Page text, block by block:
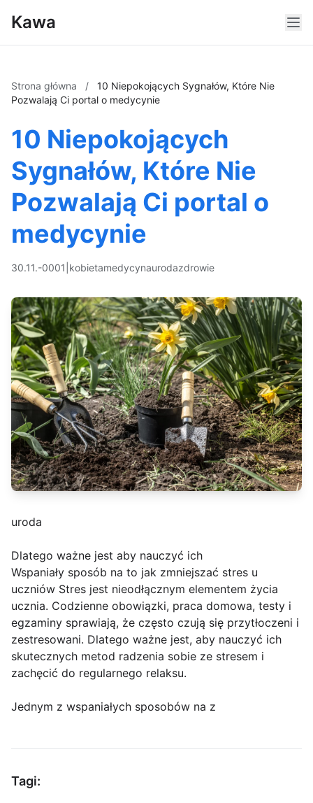
Kawa
Strona główna /
10 Niepokojących Sygnałów, Które Nie
Pozwalają Ci portal o medycynie
10 Niepokojących
Sygnałów, Które Nie
Pozwalają Ci portal o
medycynie
30.11.-0001 kobietamedycynaurodazdrowie
uroda
Dlatego ważne jest aby nauczyć ich
Wspaniały sposób na to jak zmniejszać stres u
uczniów Stres jest nieodłącznym elementem życia
ucznia. Codzienne obowiązki, praca domowa, testy i
egzaminy sprawiają, że często czują się przytłoczeni i
zestresowani. Dlatego ważne jest, aby nauczyć ich
skutecznych metod radzenia sobie ze stresem i
zachęcić do regularnego relaksu.
Jednym z wspaniałych sposobów na z
Tagi: